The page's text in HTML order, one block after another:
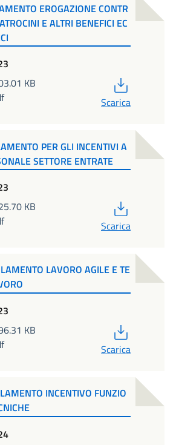
EROGAZIONE CONTR
E ALTRI BENEFICI EC
KB
Scarica
PER GLI INCENTIVI A
SETTORE ENTRATE
KB
Scarica
LAVORO AGILE E TE
KB
Scarica
INCENTIVO FUNZIO